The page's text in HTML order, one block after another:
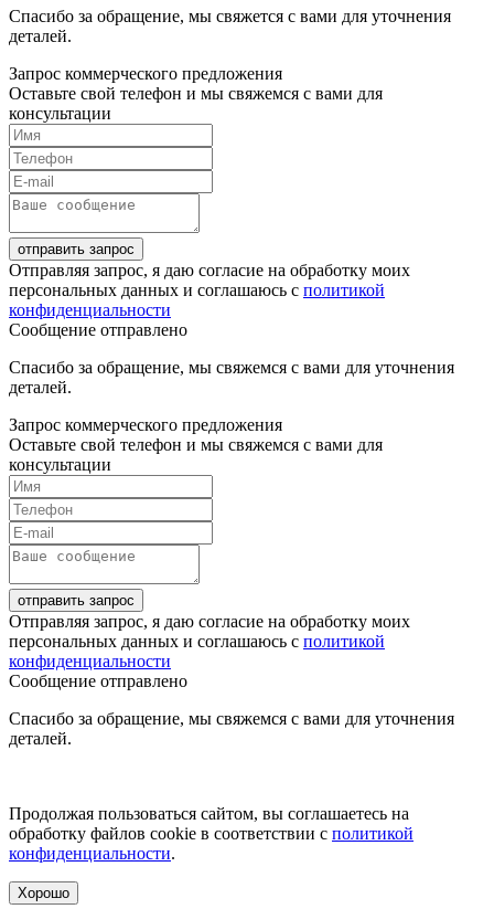
Спасибо за обращение, мы свяжется с вами для уточнения
деталей.
Запрос коммерческого предложения
Оставьте свой телефон и мы свяжемся с вами для
консультации
отправить запрос
Отправляя запрос, я даю согласие на обработку моих
персональных данных и соглашаюсь с политикой
конфиденциальности
Сообщение отправлено
Спасибо за обращение, мы свяжемся с вами для уточнения
деталей.
Запрос коммерческого предложения
Оставьте свой телефон и мы свяжемся с вами для
консультации
отправить запрос
Отправляя запрос, я даю согласие на обработку моих
персональных данных и соглашаюсь с политикой
конфиденциальности
Сообщение отправлено
Спасибо за обращение, мы свяжемся с вами для уточнения
деталей.
Продолжая пользоваться сайтом, вы соглашаетесь на
обработку файлов cookie в соответствии с политикой
конфиденциальности.
Хорошо